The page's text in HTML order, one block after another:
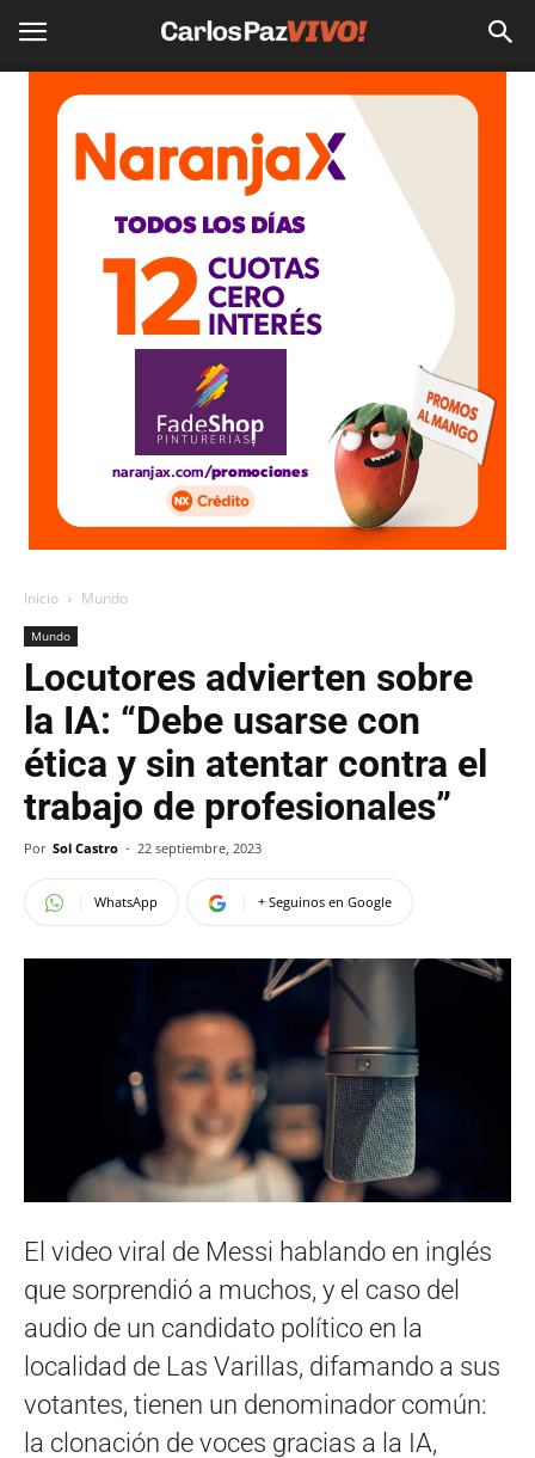
Inicio Mundo
Mundo
Locutores advierten sobre
la IA: “Debe usarse con
ética y sin atentar contra el
trabajo de profesionales”
Por Sol Castro - 22 septiembre, 2023
WhatsApp + Seguinos en Google
El video viral de Messi hablando en inglés
que sorprendió a muchos, y el caso del
audio de un candidato político en la
localidad de Las Varillas, difamando a sus
votantes, tienen un denominador común:
la clonación de voces gracias a la IA,